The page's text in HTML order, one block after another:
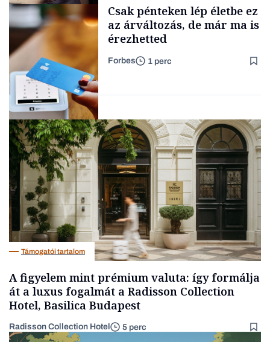
Content Lab HUB
Forbes-sztori
kimondani
Autó
Csak pénteken lép életbe ez
az árváltozás, de már ma is
érezhetted
Forbes 1 perc
Támogatói tartalom
A figyelem mint prémium valuta: így formálja
át a luxus fogalmát a Radisson Collection
Hotel, Basilica Budapest
Radisson Collection Hotel 5 perc